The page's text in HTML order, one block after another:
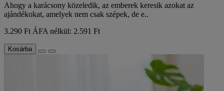
Ahogy a karácsony közeledik, az emberek keresik azokat az
ajándékokat, amelyek nem csak szépek, de e..
3.290 Ft ÁFA nélkül: 2.591 Ft
Kosárba